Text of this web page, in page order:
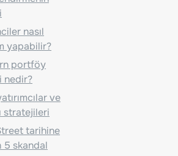
nasıl
yapabilir?
portföy
nedir?
ve
stratejileri
tarihine
5 skandal